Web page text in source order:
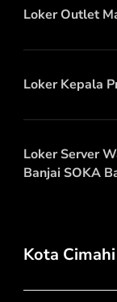
Loker Outlet
Loker Kepala
Loker Server
Banjai SOKA
Kota Cimahi